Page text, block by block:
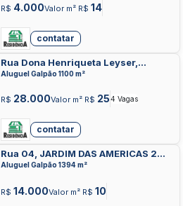
R$ 4.000Valor m² R$ 14
contatar
Rua Dona Henriqueta Leyser,
RESIDENCIAL SANTA CRUZ,
Aluguel Galpão 1100 m²
R$ 28.000Valor m² R$ 254 Vagas
contatar
Rua 04, JARDIM DAS AMERICAS 2
ETAPA, ANAPOLIS
Aluguel Galpão 1394 m²
R$ 14.000Valor m² R$ 10